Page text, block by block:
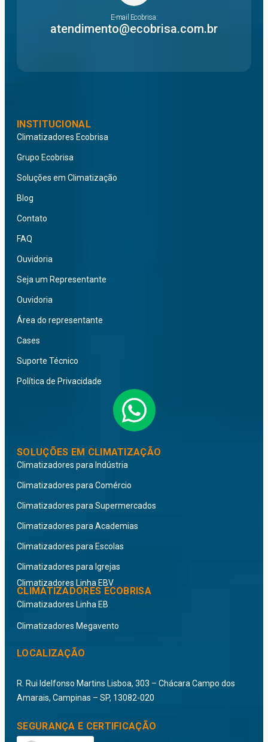
E-mail Ecobrisa:
atendimento@ecobrisa.com.br
INSTITUCIONAL
Climatizadores Ecobrisa
Grupo Ecobrisa
Soluções em Climatização
Blog
Contato
FAQ
Ouvidoria
Seja um Representante
Ouvidoria
Área do representante
Cases
Suporte Técnico
Política de Privacidade
CLIMATIZADORES ECOBRISA
Climatizadores Linha EBV
Climatizadores Linha EB
Climatizadores Megavento
SOLUÇÕES EM CLIMATIZAÇÃO
Climatizadores para Indústria
Climatizadores para Comércio
Climatizadores para Supermercados
Climatizadores para Academias
Climatizadores para Escolas
Climatizadores para Igrejas
LOCALIZAÇÃO
R. Rui Idelfonso Martins Lisboa, 303 – Chácara Campo dos
Amarais, Campinas – SP, 13082-020
SEGURANÇA E CERTIFICAÇÃO